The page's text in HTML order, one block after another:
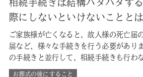
相続手続きは結構バタバタす
際にしないといけないことと
ご家族様が亡くなると、故人様の死亡届
届など、様々な手続きを行う必要があり
の手続きと並行して、相続手続きも行わ
続手続きには故人様の状況にもよります
お葬式の後にすること